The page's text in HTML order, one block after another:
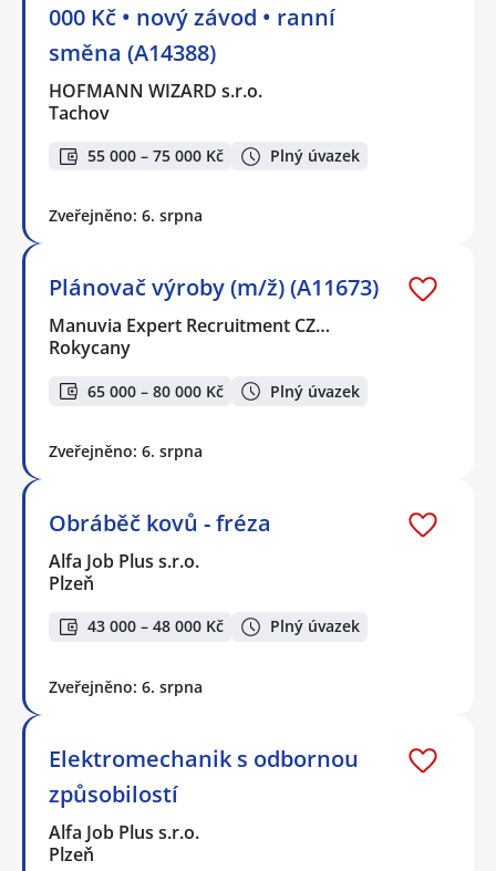
000 Kč • nový závod • ranní
směna (A14388)
HOFMANN WIZARD s.r.o.
Tachov
55 000 – 75 000 Kč Plný úvazek
Zveřejněno: 6. srpna
Plánovač výroby (m/ž) (A11673)
Manuvia Expert Recruitment CZ…
Rokycany
65 000 – 80 000 Kč Plný úvazek
Zveřejněno: 6. srpna
Obráběč kovů - fréza
Alfa Job Plus s.r.o.
Plzeň
43 000 – 48 000 Kč Plný úvazek
Zveřejněno: 6. srpna
Elektromechanik s odbornou
způsobilostí
Alfa Job Plus s.r.o.
Plzeň